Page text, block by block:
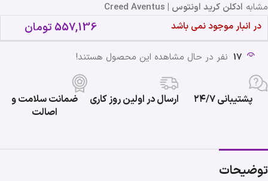
مشابه ادکلن کرید اونتوس | Creed Aventus
در انبار موجود نمی باشد
557,136 تومان
17 نفر در حال مشاهده این محصول هستند!
پشتیبانی ۲۴/۷ ارسال در اولین روز کاری
ضمانت سلامت و
اصالت
توضیحات